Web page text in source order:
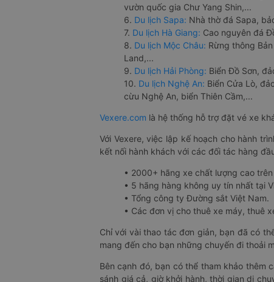
vườn quốc gia Chư Yang Shin,...
6. Du lịch Sapa: Nhà thờ đá Sapa,
7. Du lịch Hà Giang: Cao nguyên đá
8. Du lịch Mộc Châu: Rừng thông
Land,...
9. Du lịch Hải Phòng: Biển Đồ Sơn,
10. Du lịch Nghệ An: Biển Cửa Lò,
cừu Nghệ An, biển Thiên Cầm,...
Vexere.com là hệ thống hỗ trợ đặt vé xe
Với Vexere, việc lập kế hoạch cho hành
kết nối hành khách với các đối tác hàng
• 2000+ hãng xe chất lượng cao
• 5 hãng hàng không uy tín nhất tại
• Tổng công ty Đường sắt Việt Nam.
• Các đơn vị cho thuê xe máy, thuê
Chỉ với vài thao tác đơn giản, bạn đã có
mang đến cho bạn những chuyến đi thoải
Bên cạnh đó, bạn có thể tham khảo thêm
sánh giá cả, giờ khởi hành, thời gian di